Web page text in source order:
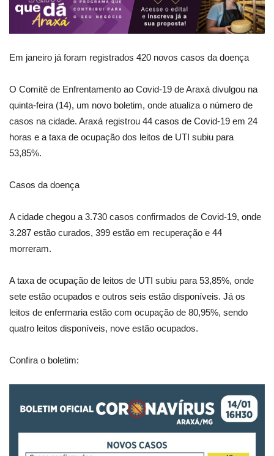
Em janeiro já foram registrados 420 novos casos da doença
O Comitê de Enfrentamento ao Covid-19 de Araxá divulgou na
quinta-feira (14), um novo boletim, onde atualiza o número de
casos na cidade. Araxá registrou 44 casos de Covid-19 em 24
horas e a taxa de ocupação dos leitos de UTI subiu para
53,85%.
Casos da doença
A cidade chegou a 3.730 casos confirmados de Covid-19, onde
3.287 estão curados, 399 estão em recuperação e 44
morreram.
A taxa de ocupação de leitos de UTI subiu para 53,85%, onde
sete estão ocupados e outros seis estão disponíveis. Já os
leitos de enfermaria estão com ocupação de 80,95%, sendo
quatro leitos disponíveis, nove estão ocupados.
Confira o boletim: